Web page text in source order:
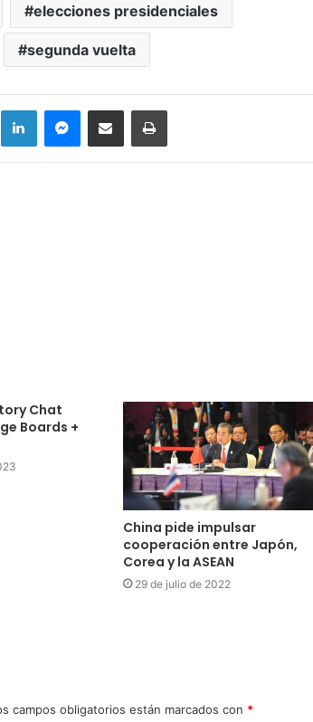
elecciones presidenciales
segunda vuelta
LinkedInMessengerCompartir por correo electrónicoImprimir
Chat
Boards +
China pide impulsar
cooperación entre Japón,
Corea y la ASEAN
29 de julio de 2022
campos obligatorios están marcados con *